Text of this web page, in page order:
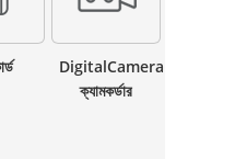
DigitalCamera
ক্যামকর্ডার